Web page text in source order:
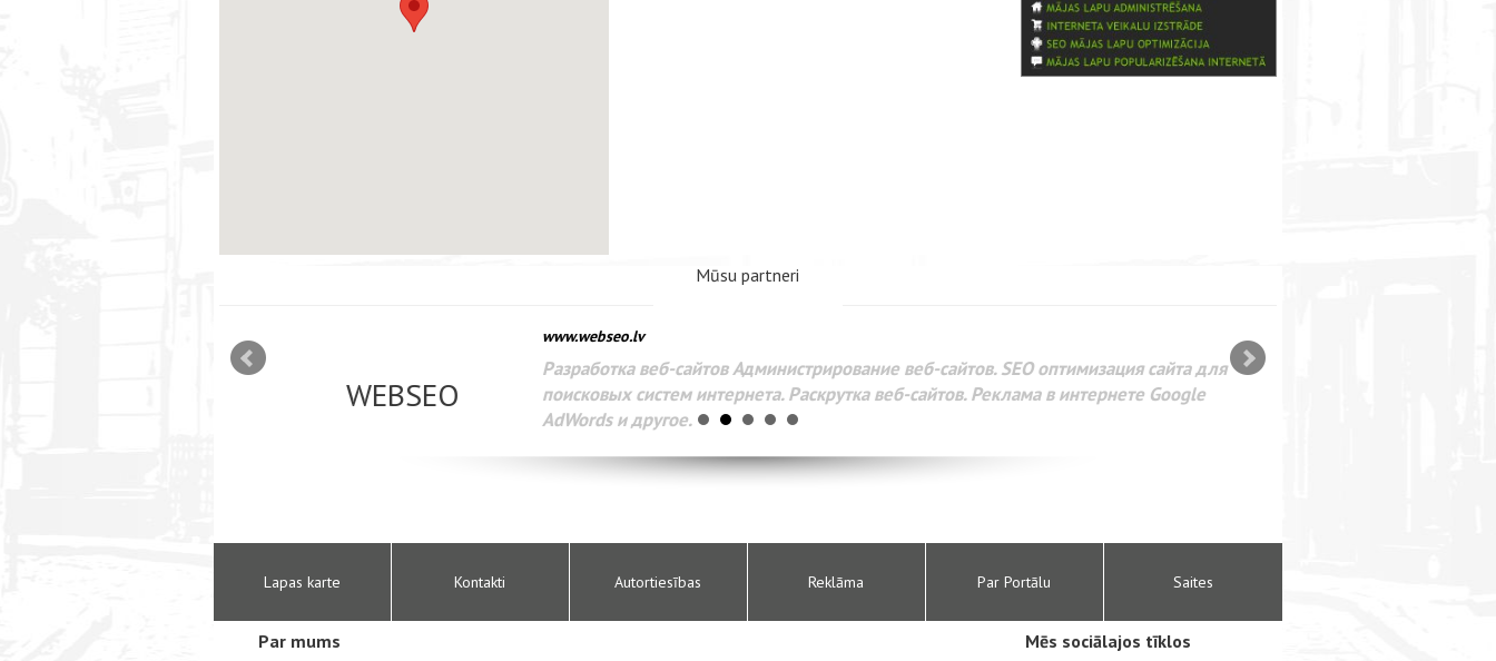
Mūsu partneri
WEBSEO
www.webseo.lv
Разработка веб-сайтов Администрирование веб-сайтов. SEO оптимизация сайта для
поисковых систем интернета. Раскрутка веб-сайтов. Реклама в интернете Google
AdWords и другое.
Lapas karte Kontakti Autortiesības Reklāma Par Portālu Saites
Par mums Mēs sociālajos tīklos